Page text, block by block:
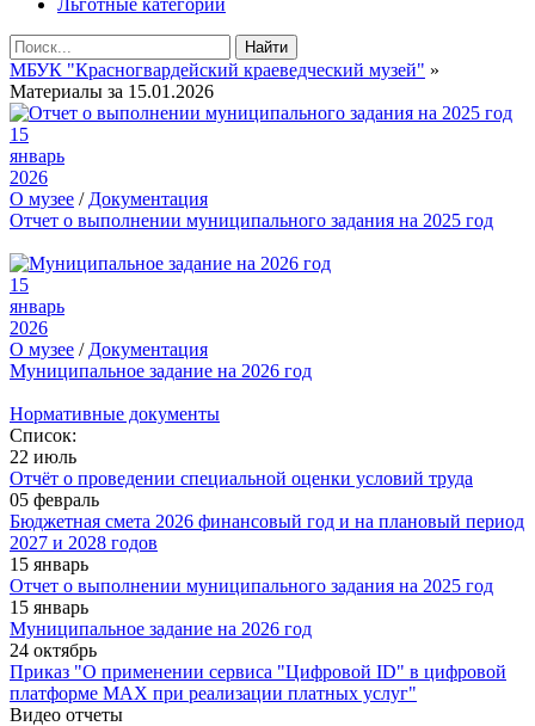
Льготные категории
Найти
МБУК "Красногвардейский краеведческий музей" »
Материалы за 15.01.2026
15
январь
2026
О музее / Документация
Отчет о выполнении муниципального задания на 2025 год
15
январь
2026
О музее / Документация
Муниципальное задание на 2026 год
Нормативные документы
Список:
22 июль
Отчёт о проведении специальной оценки условий труда
05 февраль
Бюджетная смета 2026 финансовый год и на плановый период
2027 и 2028 годов
15 январь
Отчет о выполнении муниципального задания на 2025 год
15 январь
Муниципальное задание на 2026 год
24 октябрь
Приказ "О применении сервиса "Цифровой ID" в цифровой
платформе МАХ при реализации платных услуг"
Видео отчеты